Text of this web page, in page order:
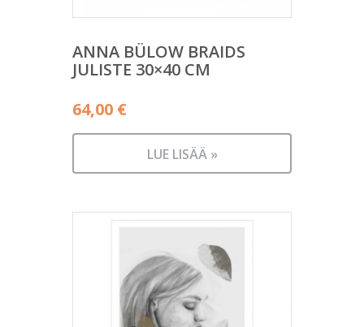
ANNA BÜLOW BRAIDS
JULISTE 30×40 CM
64,00 €
LUE LISÄÄ »